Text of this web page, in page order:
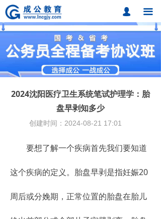
끀
首页
课程中心
题库中心
网校课程
成公合作
联系我们
招考动态
在线报名
넙
2024沈阳医疗卫生系统笔试护理学：胎
盘早剥知多少
要想了解一个疾病首先我们要知道
这个疾病的定义。胎盘早剥是指妊娠20
周后或分娩期，正常位置的胎盘在胎儿
创建时间： 2024-08-21 17:01